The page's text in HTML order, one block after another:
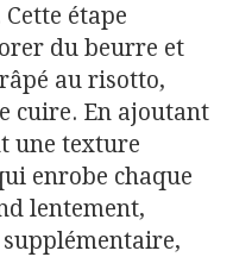
Cette étape
du beurre et
râpé au risotto,
cuire. En ajoutant
une texture
enrobe chaque
lentement,